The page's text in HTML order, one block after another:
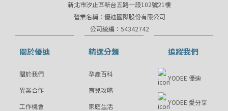
新北市汐止區新台五路一段102號21樓
營業名稱：優迪國際股份有限公司
公司統編：54342742
關於優迪
關於我們
異業合作
工作機會
精選分類
孕產百科
育兒攻略
家庭生活
追蹤我們
YODEE 優迪
YODEE 愛分享